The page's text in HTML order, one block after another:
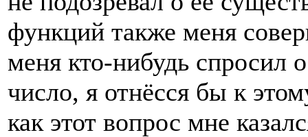
функций также меня
меня кто-нибудь спросил
число, я отнёсся бы к
как этот вопрос мне